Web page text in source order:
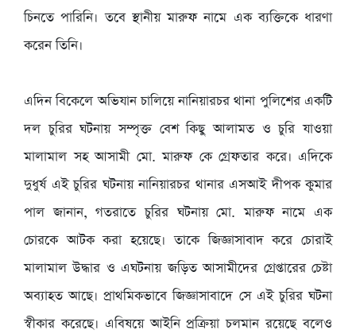
চিনতে পারিনি। তবে স্থানীয় মারুফ নামে এক ব্যক্তিকে ধারণা
করেন তিনি।
‎এদিন বিকেলে অভিযান চালিয়ে নানিয়ারচর থানা পুলিশের একটি
দল চুরির ঘটনায় সম্পৃক্ত বেশ কিছু আলামত ও চুরি যাওয়া
মালামাল সহ আসামী মো. মারুফ কে গ্রেফতার করে। এদিকে
দুধুর্ষ এই চুরির ঘটনায় নানিয়ারচর থানার এসআই দীপক কুমার
পাল জানান, গতরাতে চুরির ঘটনায় মো. মারুফ নামে এক
চোরকে আটক করা হয়েছে। তাকে জিজ্ঞাসাবাদ করে চোরাই
মালামাল উদ্ধার ও এঘটনায় জড়িত আসামীদের গ্রেপ্তারের চেষ্টা
অব্যাহত আছে। প্রাথমিকভাবে জিজ্ঞাসাবাদে সে এই চুরির ঘটনা
স্বীকার করেছে। এবিষয়ে আইনি প্রক্রিয়া চলমান রয়েছে বলেও